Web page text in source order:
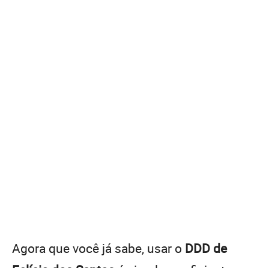
Agora que você já sabe, usar o DDD de